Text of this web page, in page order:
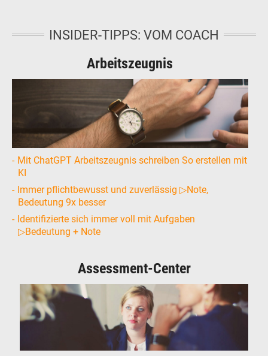
INSIDER-TIPPS: VOM COACH
Arbeitszeugnis
Mit ChatGPT Arbeitszeugnis schreiben So erstellen mit
KI
Immer pflichtbewusst und zuverlässig ▷Note,
Bedeutung 9x besser
Identifizierte sich immer voll mit Aufgaben
▷Bedeutung + Note
Assessment-Center